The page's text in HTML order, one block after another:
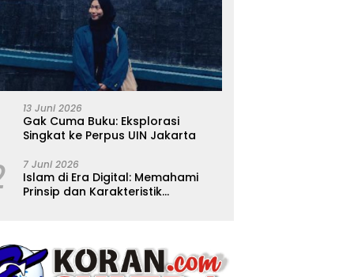
13 Juni 2026
Gak Cuma Buku: Eksplorasi
Singkat ke Perpus UIN Jakarta
7 Juni 2026
Islam di Era Digital: Memahami
Prinsip dan Karakteristik